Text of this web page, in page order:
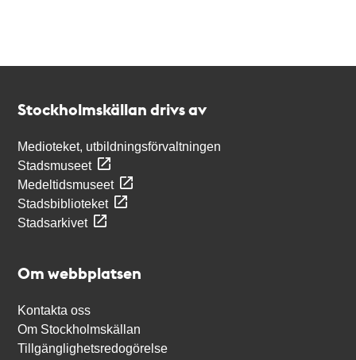
Stockholmskällan drivs av
Medioteket, utbildningsförvaltningen
Stadsmuseet
Medeltidsmuseet
Stadsbiblioteket
Stadsarkivet
Om webbplatsen
Kontakta oss
Om Stockholmskällan
Tillgänglighetsredogörelse